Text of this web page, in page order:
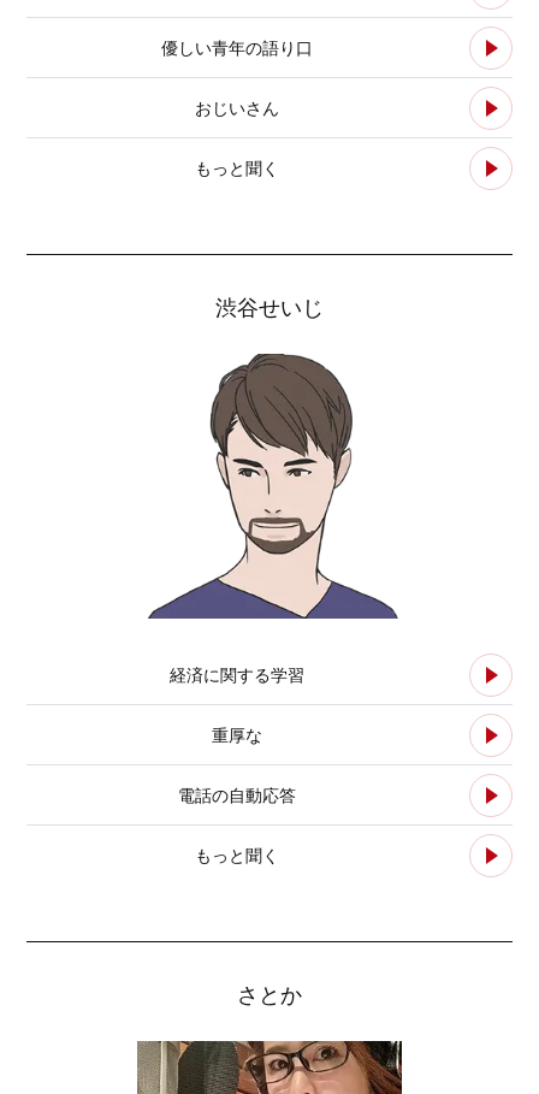
優しい青年の語り口
おじいさん
もっと聞く
渋谷せいじ
経済に関する学習
重厚な
電話の自動応答
もっと聞く
さとか